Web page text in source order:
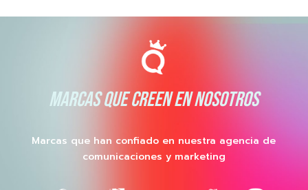
MARCAS QUE CREEN EN NOSOTROS
Marcas que han confiado en nuestra agencia de
comunicaciones y marketing